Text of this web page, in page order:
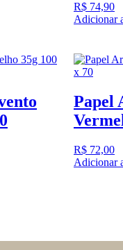
R$ 74,90
Adicionar
Papel
R$ 72,00
Adicionar